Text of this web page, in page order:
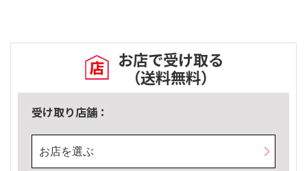
お店で受け取る
（送料無料）
受け取り店舗：
お店を選ぶ